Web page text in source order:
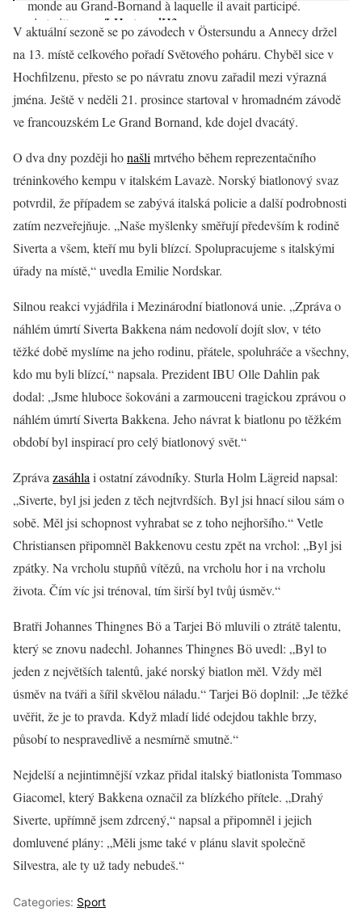
monde au Grand-Bornand à laquelle il avait participé.
pic.twitter.com/LHmteqpdH3
— francetvsport (@francetvsport)December 23, 2025
V aktuální sezoně se po závodech v Östersundu a Annecy držel
na 13. místě celkového pořadí Světového poháru. Chyběl sice v
Hochfilzenu, přesto se po návratu znovu zařadil mezi výrazná
jména. Ještě v neděli 21. prosince startoval v hromadném závodě
ve francouzském Le Grand Bornand, kde dojel dvacátý.
O dva dny později honašli mrtvého během reprezentačního
tréninkového kempu v italském Lavazè. Norský biatlonový svaz
potvrdil, že případem se zabývá italská policie a další podrobnosti
zatím nezveřejňuje. „Naše myšlenky směřují především k rodině
Siverta a všem, kteří mu byli blízcí. Spolupracujeme s italskými
úřady na místě,“ uvedla Emilie Nordskar.
Silnou reakci vyjádřila i Mezinárodní biatlonová unie. „Zpráva o
náhlém úmrtí Siverta Bakkena nám nedovolí dojít slov, v této
těžké době myslíme na jeho rodinu, přátele, spoluhráče a všechny,
kdo mu byli blízcí,“ napsala. Prezident IBU Olle Dahlin pak
dodal: „Jsme hluboce šokováni a zarmouceni tragickou zprávou o
náhlém úmrtí Siverta Bakkena. Jeho návrat k biatlonu po těžkém
období byl inspirací pro celý biatlonový svět.“
Zpráva zasáhla i ostatní závodníky. Sturla Holm Lägreid napsal:
„Siverte, byl jsi jeden z těch nejtvrdších. Byl jsi hnací silou sám o
sobě. Měl jsi schopnost vyhrabat se z toho nejhoršího.“ Vetle
Christiansen připomněl Bakkenovu cestu zpět na vrchol: „Byl jsi
zpátky. Na vrcholu stupňů vítězů, na vrcholu hor i na vrcholu
života. Čím víc jsi trénoval, tím širší byl tvůj úsměv.“
Bratři Johannes Thingnes Bö a Tarjei Bö mluvili o ztrátě talentu,
který se znovu nadechl. Johannes Thingnes Bö uvedl: „Byl to
jeden z největších talentů, jaké norský biatlon měl. Vždy měl
úsměv na tváři a šířil skvělou náladu.“ Tarjei Bö doplnil: „Je těžké
uvěřit, že je to pravda. Když mladí lidé odejdou takhle brzy,
působí to nespravedlivě a nesmírně smutně.“
Nejdelší a nejintimnější vzkaz přidal italský biatlonista Tommaso
Giacomel, který Bakkena označil za blízkého přítele. „Drahý
Siverte, upřímně jsem zdrcený,“ napsal a připomněl i jejich
domluvené plány: „Měli jsme také v plánu slavit společně
Silvestra, ale ty už tady nebudeš.“
Categories: Sport